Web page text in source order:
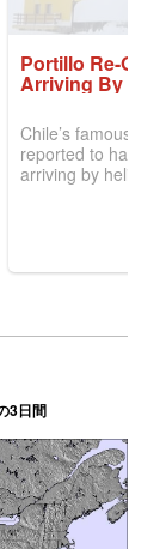
3日間